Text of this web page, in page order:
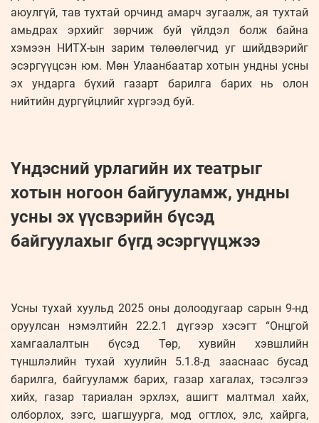
аюулгүй, тав тухтай орчинд амарч зугаалж, ая тухтай
амьдрах эрхийг зөрчиж буй үйлдэл болж байна
хэмээн НИТХ-ын зарим төлөөлөгчид уг шийдвэрийг
эсэргүүцсэн юм. Мөн Улаанбаатар хотын ундны усны
эх ундарга бүхий газарт барилга барих нь олон
нийтийн дургүйцлийг хүргээд буй.
Үндэсний урлагийн их театрыг
хотын ногоон байгууламж, ундны
усны эх үүсвэрийн бүсэд
байгуулахыг бүгд эсэргүүцжээ
Усны тухай хуульд 2025 оны долоодугаар сарын 9-нд
оруулсан нэмэлтийн 22.2.1 дүгээр хэсэгт “Онцгой
хамгаалалтын бүсэд Төр, хувийн хэвшлийн
түншлэлийн тухай хуулийн 5.1.8-д зааснаас бусад
барилга, байгууламж барих, газар хагалах, тэсэлгээ
хийх, газар тариалан эрхлэх, ашигт малтмал хайх,
олборлох, зэгс, шагшуурга, мод огтлох, элс, хайрга,